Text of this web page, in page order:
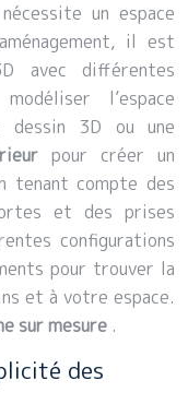
un espace
il est
avec différentes
l’espace
3D ou une
pour créer un
tenant compte des
et des prises
configurations
pour trouver la
et à votre espace.
sur mesure .
des